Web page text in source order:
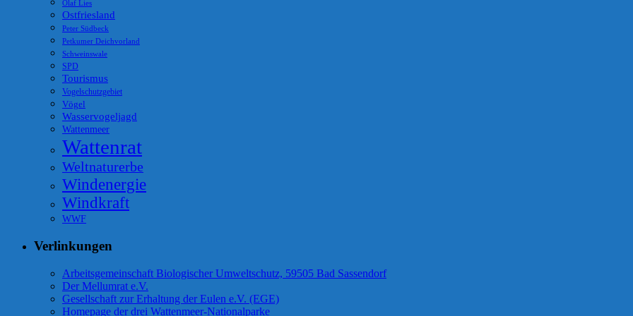
Olaf Lies
Ostfriesland
Peter Südbeck
Petkumer Deichvorland
Schweinswale
SPD
Tourismus
Vogelschutzgebiet
Vögel
Wasservogeljagd
Wattenmeer
Wattenrat
Weltnaturerbe
Windenergie
Windkraft
WWF
Verlinkungen
Arbeitsgemeinschaft Biologischer Umweltschutz, 59505 Bad Sassendorf
Der Mellumrat e.V.
Gesellschaft zur Erhaltung der Eulen e.V. (EGE)
Homepage der drei Wattenmeer-Nationalparke